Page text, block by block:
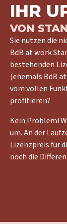
IHR
VON
Sie nutzen die
BdB at work
bestehenden
(ehemals BdB
vom vollen
profitieren?
Kein Problem!
um. An der
Lizenzpreis für
noch die